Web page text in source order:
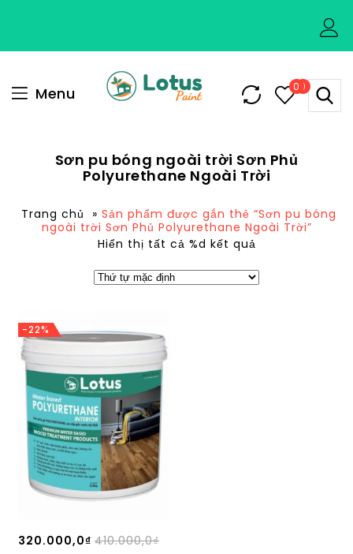
Menu 0
0
Sơn pu bóng ngoài trời Sơn Phủ
Polyurethane Ngoài Trời
Trang chủ » Sản phẩm được gắn thẻ “Sơn pu bóng
ngoài trời Sơn Phủ Polyurethane Ngoài Trời”
Hiển thị tất cả %d kết quả
-22%
410.000,0₫
320.000,0₫